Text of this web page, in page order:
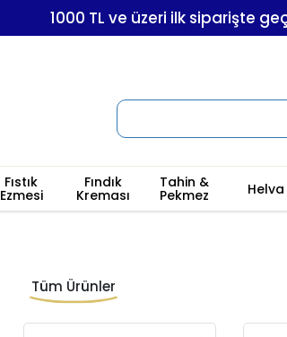
1000 TL ve üzeri ilk siparişte
Fıstık
Ezmesi
Fındık
Kreması
Tahin &
Pekmez Helva
Tüm Ürünler